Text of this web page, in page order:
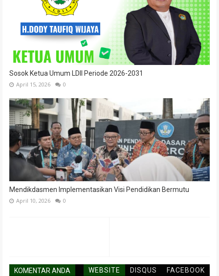
Sosok Ketua Umum LDII Periode 2026-2031
April 15, 2026 0
Mendikdasmen Implementasikan Visi Pendidikan Bermutu
April 10, 2026 0
KOMENTAR ANDA WEBSITE DISQUS FACEBOOK